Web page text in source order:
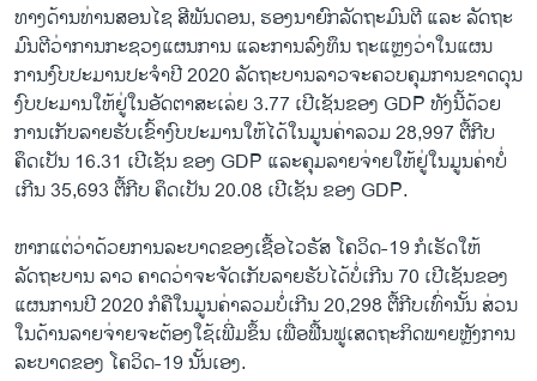
ທາງ​ດ້ານ​ທ່ານ​ສ​ອນ​ໄຊ ສີ​ພັນ​ດອນ, ຮອງນ​າ​ຍົກ​ລັດ​ຖະ​ມົນ​ຕີ ແລະ​ ລັດ​ຖະ​
ມົນ​ຕີ​ວ່າ​ການ​ກະ​ຊວງ​ແຜນ​ການ ແລະ​ການ​ລົງ​ທຶນ ຖະ​ແຫຼງວ່າໃນ​ແຜນ​
ການ​ງົບ​ປະ​ມານ​ປະ​ຈຳ​ປີ 2020 ລັດ​ຖະ​ບານ​ລາວຈະ​ຄວບ​ຄຸມ​ການ​ຂາດ​ດຸນ​
ງົບ​ປະ​ມານໃຫ້​ຢູ່​ໃນ​ອັດ​ຕາ​ສະ​ເລ່ຍ 3.77 ເປີ​ເຊັນຂອງ GDP ທັງ​ນີ້​ດ້ວຍ​
ການ​ເກັບ​ລາຍ​ຮັບ​ເຂົ້າ​ງົບ​ປະ​ມານ​ໃຫ້​ໄດ້​ໃນ​ມູນ​ຄ່າ​ລວມ 28,997 ຕື້ກີ​ບ
ຄຶດ​ເປັນ 16.31 ເປີ​ເຊັນ ຂອງ GDP ແລະ​ຄຸມ​ລາຍ​ຈ່າຍ​ໃຫ້​ຢູ່​ໃນ​ມູນ​ຄ່າ​ບໍ່​
ເກີນ 35,693 ຕື້​ກີບ ຄຶດ​ເປັນ 20.08 ເປີ​ເຊັນ ຂອງ GDP.
ຫາກແຕ່ວ່າດ້ວຍການລະບາດຂອງເຊື້ອໄວຣັສ ໂຄວິດ-19 ກໍເຮັດໃຫ້
ລັດຖະບານ ລາວ ຄາດວ່າຈະຈັດເກັບລາຍຮັບໄດ້ບໍ່ເກີນ 70 ເປີເຊັນຂອງ
ແຜນການປີ 2020 ກໍຄືໃນມູນຄ່າລວມບໍ່ເກີນ 20,298 ຕື້ກີບເທົ່ານັ້ນ ສ່ວນ
ໃນດ້ານລາຍຈ່າຍຈະຕ້ອງໃຊ້ເພີ່ມຂຶ້ນ ເພື່ອຟື້ນຟູເສດຖະກິດພາຍຫຼັງການ
ລະບາດຂອງ ໂຄວິດ-19 ນັ້ນເອງ.